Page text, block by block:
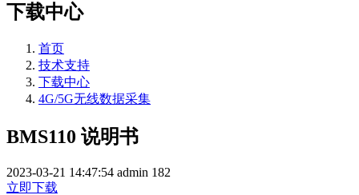
下载中心
首页
技术支持
下载中心
4G/5G无线数据采集
BMS110 说明书
2023-03-21 14:47:54 admin 182
立即下载